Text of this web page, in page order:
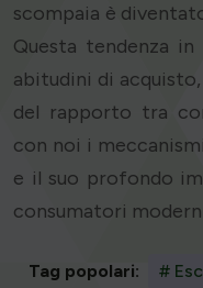
scompaia è
Questa tendenza
abitudini di
del rapporto tra
con noi i
e il suo profondo
consumatori
Tag popolari: #